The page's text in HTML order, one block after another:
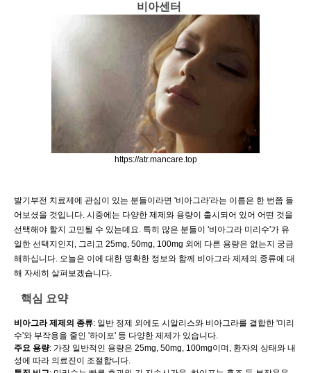
비아센터
https://atr.mancare.top
발기부전 치료제에 관심이 있는 분들이라면 '비아그라'라는 이름은 한 번쯤 들
어보셨을 것입니다. 시중에는 다양한 제제와 용량이 출시되어 있어 어떤 것을
선택해야 할지 고민될 수 있는데요. 특히 많은 분들이 '비아그라 미리수'가 유
일한 선택지인지, 그리고 25mg, 50mg, 100mg 외에 다른 용량은 없는지 궁금
해하십니다. 오늘은 이에 대한 명확한 정보와 함께 비아그라 제제의 종류에 대
해 자세히 살펴보겠습니다.
핵심 요약
비아그라 제제의 종류: 일반 정제 외에도 시알리스와 비아그라를 결합한 '미리
수'와 부작용을 줄인 '하이포' 등 다양한 제제가 있습니다.
주요 용량: 가장 일반적인 용량은 25mg, 50mg, 100mg이며, 환자의 상태와 내
성에 따라 의료진이 조절합니다.